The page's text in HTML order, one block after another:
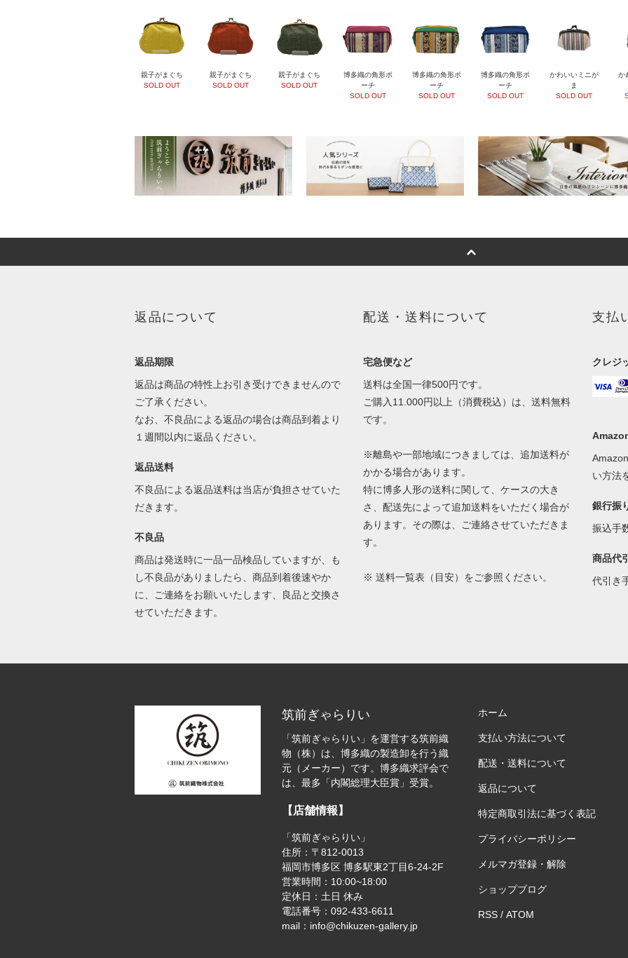
親子がまぐち
SOLD OUT
親子がまぐち
SOLD OUT
親子がまぐち
SOLD OUT
博多織の角形ポ
ーチ
SOLD OUT
博多織の角形ポ
ーチ
SOLD OUT
博多織の角形ポ
ーチ
SOLD OUT
かわいいミニが
ま
SOLD OUT
か
返品について
返品期限
返品は商品の特性上お引き受けできませんので
ご了承ください。
なお、不良品による返品の場合は商品到着より
１週間以内に返品ください。
返品送料
不良品による返品送料は当店が負担させていた
だきます。
不良品
商品は発送時に一品一品検品していますが、も
し不良品がありましたら、商品到着後速やか
に、ご連絡をお願いいたします、良品と交換さ
せていただきます。
配送・送料について
宅急便など
送料は全国一律500円です。
ご購入11.000円以上（消費税込）は、送料無料
です。
※離島や一部地域につきましては、追加送料が
かかる場合があります。
特に博多人形の送料に関して、ケースの大き
さ、配送先によって追加送料をいただく場合が
あります。その際は、ご連絡させていただきま
す。
※送料一覧表（目安） をご参照ください。
支払
クレジ
い方法
銀行振
振込手
商品代
代引き
筑前ぎゃらりい
「筑前ぎゃらりい」を運営する筑前織
物（株）は、博多織の製造卸を行う織
元（メーカー）です。博多織求評会で
は、最多「内閣総理大臣賞」受賞。
【店舗情報】
「筑前ぎゃらりい」
住所：〒812-0013
福岡市博多区 博多駅東2丁目6-24-2F
営業時間：10:00~18:00
定休日：土日 休み
電話番号：092-433-6611
mail：info@chikuzen-gallery.jp
ホーム
支払い方法について
配送・送料について
返品について
特定商取引法に基づく表記
プライバシーポリシー
メルマガ登録・解除
ショップブログ
RSS/ ATOM